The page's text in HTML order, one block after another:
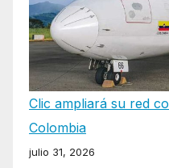
Clic ampliará su red
Colombia
julio 31, 2026